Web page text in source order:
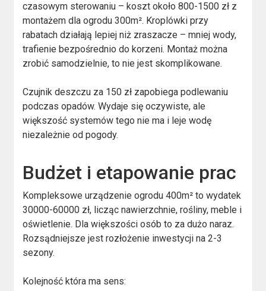
czasowym sterowaniu – koszt około 800-1500 zł z
montażem dla ogrodu 300m². Kroplówki przy
rabatach działają lepiej niż zraszacze – mniej wody,
trafienie bezpośrednio do korzeni. Montaż można
zrobić samodzielnie, to nie jest skomplikowane.
Czujnik deszczu za 150 zł zapobiega podlewaniu
podczas opadów. Wydaje się oczywiste, ale
większość systemów tego nie ma i leje wodę
niezależnie od pogody.
Budżet i etapowanie prac
Kompleksowe urządzenie ogrodu 400m² to wydatek
30000-60000 zł, licząc nawierzchnie, rośliny, meble i
oświetlenie. Dla większości osób to za dużo naraz.
Rozsądniejsze jest rozłożenie inwestycji na 2-3
sezony.
Kolejność która ma sens: